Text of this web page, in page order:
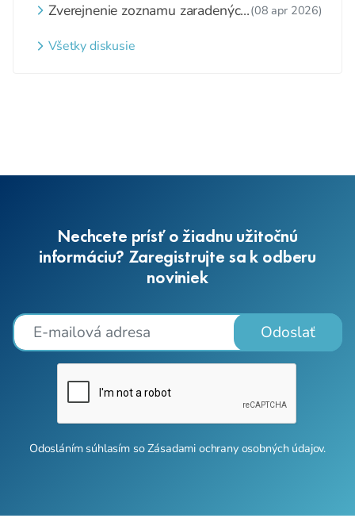
Zverejnenie zoznamu zaradených
webovom sídle
(08 apr 2026)
Všetky diskusie
Nechcete prísť o žiadnu užitočnú
informáciu? Zaregistrujte sa k odberu
noviniek
Odoslať
Odosláním súhlasím soZásadami ochrany osobných údajov.